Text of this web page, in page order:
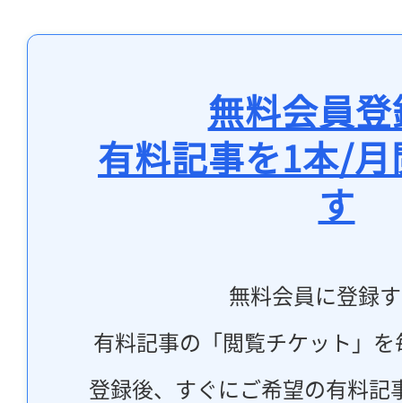
無料会員
有料記事を1本/
す
無料会員に登録
有料記事の「閲覧チケット」
登録後、すぐにご希望の有料記